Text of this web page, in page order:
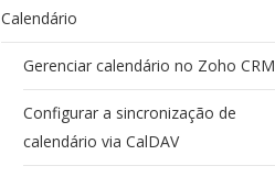
Calendário
Gerenciar calendário no Zoho CRM
Configurar a sincronização de
calendário via CalDAV